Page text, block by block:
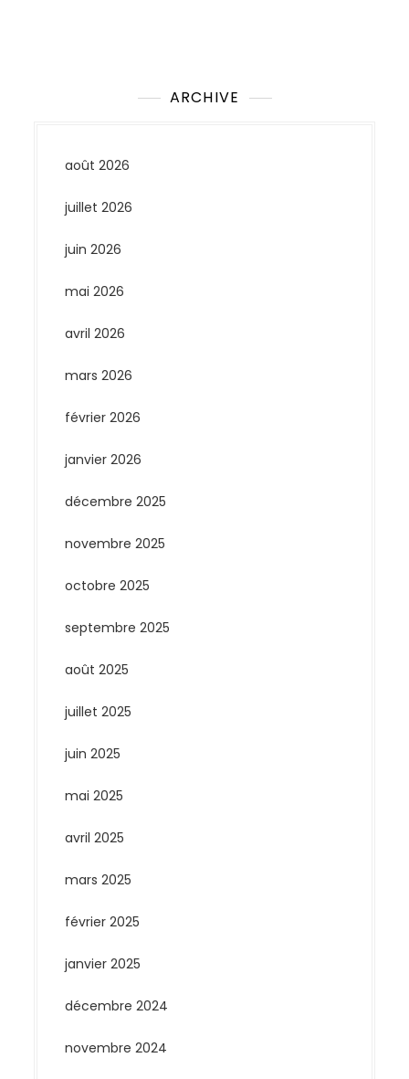
ARCHIVE
août 2026
juillet 2026
juin 2026
mai 2026
avril 2026
mars 2026
février 2026
janvier 2026
décembre 2025
novembre 2025
octobre 2025
septembre 2025
août 2025
juillet 2025
juin 2025
mai 2025
avril 2025
mars 2025
février 2025
janvier 2025
décembre 2024
novembre 2024